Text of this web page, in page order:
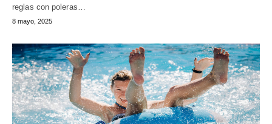
reglas con poleras…
8 mayo, 2025